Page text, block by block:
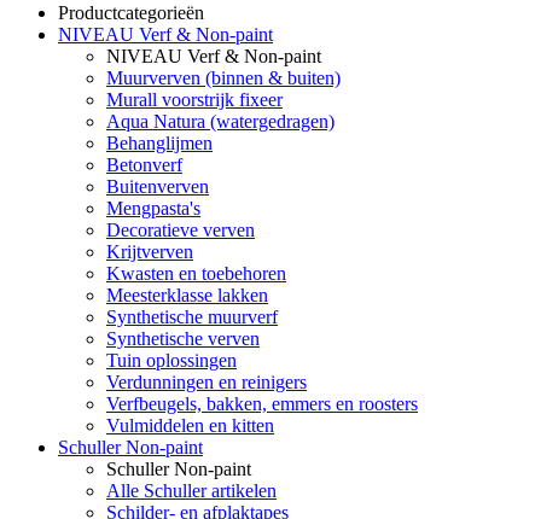
Productcategorieën
NIVEAU Verf & Non-paint
NIVEAU Verf & Non-paint
Muurverven (binnen & buiten)
Murall voorstrijk fixeer
Aqua Natura (watergedragen)
Behanglijmen
Betonverf
Buitenverven
Mengpasta's
Decoratieve verven
Krijtverven
Kwasten en toebehoren
Meesterklasse lakken
Synthetische muurverf
Synthetische verven
Tuin oplossingen
Verdunningen en reinigers
Verfbeugels, bakken, emmers en roosters
Vulmiddelen en kitten
Schuller Non-paint
Schuller Non-paint
Alle Schuller artikelen
Schilder- en afplaktapes